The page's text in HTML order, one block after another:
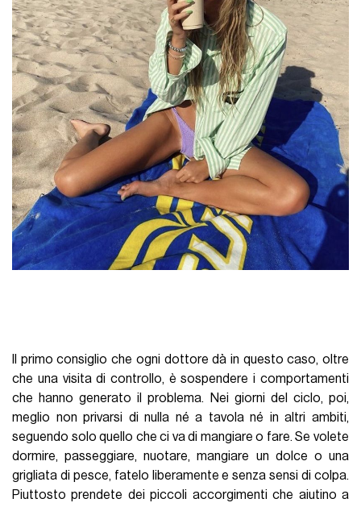
Il primo consiglio che ogni dottore dà in questo caso, oltre
che una visita di controllo, è sospendere i comportamenti
che hanno generato il problema. Nei giorni del ciclo, poi,
meglio non privarsi di nulla né a tavola né in altri ambiti,
seguendo solo quello che ci va di mangiare o fare. Se volete
dormire, passeggiare, nuotare, mangiare un dolce o una
grigliata di pesce, fatelo liberamente e senza sensi di colpa.
Piuttosto prendete dei piccoli accorgimenti che aiutino a